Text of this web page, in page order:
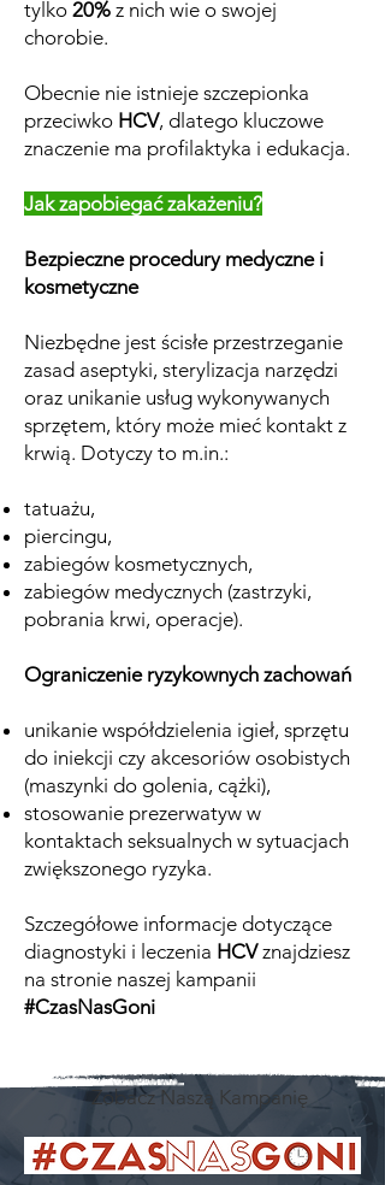
tylko 20% z nich wie o swojej
chorobie.
Obecnie nie istnieje szczepionka
przeciwko HCV, dlatego kluczowe
znaczenie ma profilaktyka i edukacja.
Jak zapobiegać zakażeniu?
Bezpieczne procedury medyczne i
kosmetyczne
Niezbędne jest ścisłe przestrzeganie
zasad aseptyki, sterylizacja narzędzi
oraz unikanie usług wykonywanych
sprzętem, który może mieć kontakt z
krwią. Dotyczy to m.in.:
tatuażu,
piercingu,
zabiegów kosmetycznych,
zabiegów medycznych (zastrzyki,
pobrania krwi, operacje).
Ograniczenie ryzykownych zachowań
unikanie współdzielenia igieł, sprzętu
do iniekcji czy akcesoriów osobistych
(maszynki do golenia, cążki),
stosowanie prezerwatyw w
kontaktach seksualnych w sytuacjach
zwiększonego ryzyka.
Szczegółowe informacje dotyczące
diagnostyki i leczenia HCVznajdziesz
na stronie naszej kampanii
#CzasNasGoni
Zobacz Naszą Kampanię